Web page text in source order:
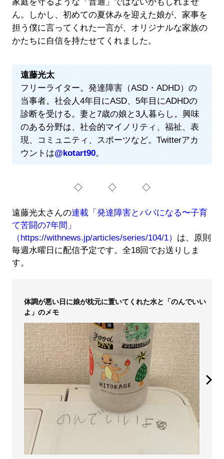
ん。しかし、初めての夏休みを迎えた娘が、家事を
担う僕に言ってくれた一言が、オリジナルな家族の
かたちに自信を持たせてくれました。
遠藤光太
フリーライター。発達障害（ASD・ADHD）の
当事者。社会人4年目にASD、5年目にADHDの
診断を受ける。妻と7歳の娘と3人暮らし。興味
のある分野は、社会的マイノリティ、福祉、表
現、コミュニティ、スポーツなど。Twitterアカ
ウントは@kotart90。
◇ ◇ ◇
遠藤光太さんの連載「発達障害とパパになる〜子育
て苦闘の7年間」
（https://withnews.jp/articles/series/104/1） は、原則
毎週水曜日に配信予定です。全18回でお送りしま
す。
体調が悪い日に娘が枕元に置いてくれた水と「のんでいい
よ」のメモ